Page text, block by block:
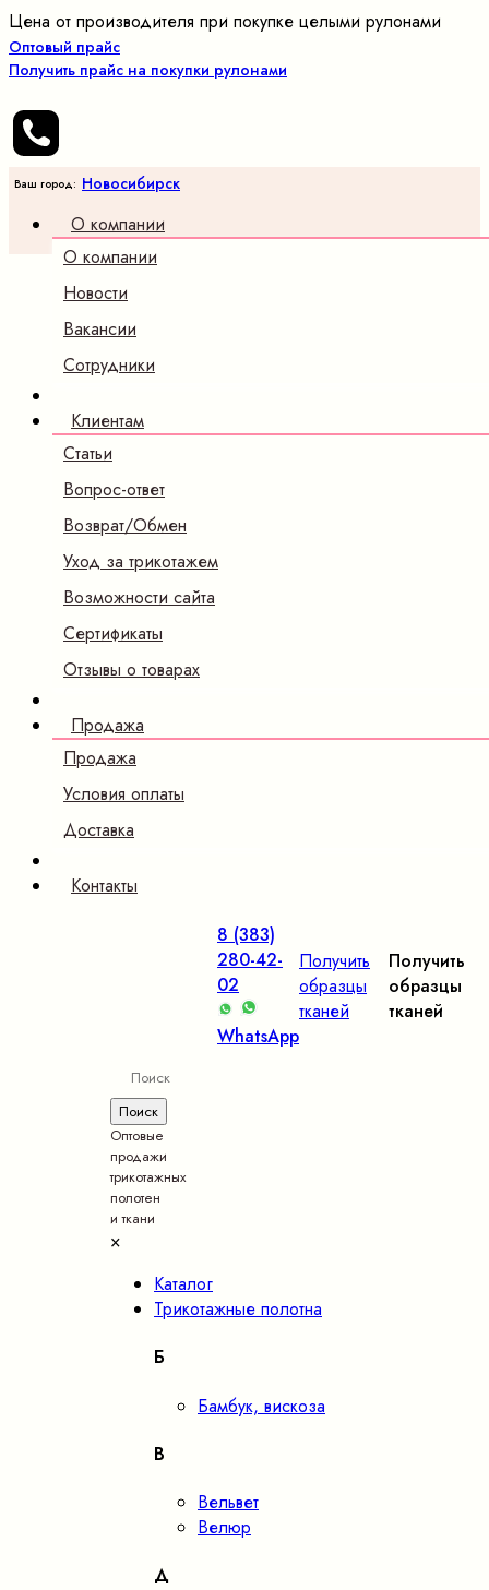
Цена от производителя при покупке целыми рулонами
Оптовый прайс
Получить прайс на покупки рулонами
Ваш город: Новосибирск
О компании
О компании
Новости
Вакансии
Сотрудники
Клиентам
Статьи
Вопрос-ответ
Возврат/Обмен
Уход за трикотажем
Возможности сайта
Сертификаты
Отзывы о товарах
Продажа
Продажа
Условия оплаты
Доставка
Контакты
8 (383)
280-42-
02
WhatsApp
Получить
образцы
тканей
Получить
образцы
тканей
Оптовые
продажи
трикотажных
полотен
и ткани
×
Каталог
Трикотажные полотна
Б
Бамбук, вискоза
В
Вельвет
Велюр
Д